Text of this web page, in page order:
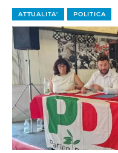
ATTUALITA' POLITICA